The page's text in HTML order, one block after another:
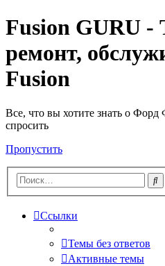
Fusion GURU -
ремонт,
Fusion
Все, что вы хотите знать о
спросить
Пропустить
Ссылки
Темы без ответов
Активные темы